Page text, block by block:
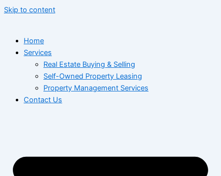
Skip to content
Home
Services
Real Estate Buying & Selling
Self-Owned Property Leasing
Property Management Services
Contact Us